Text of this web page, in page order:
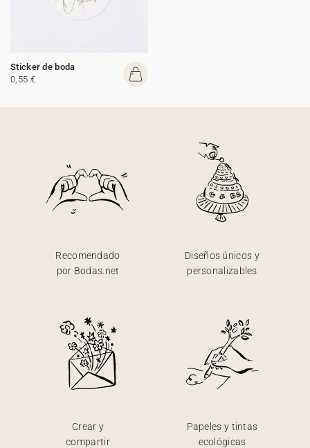
Sticker de boda
0,55 €
Recomendado
por Bodas.net
Diseños únicos y
personalizables
Crear y
compartir
Papeles y tintas
ecológicas